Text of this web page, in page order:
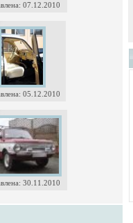
07.12.2010
05.12.2010
30.11.2010